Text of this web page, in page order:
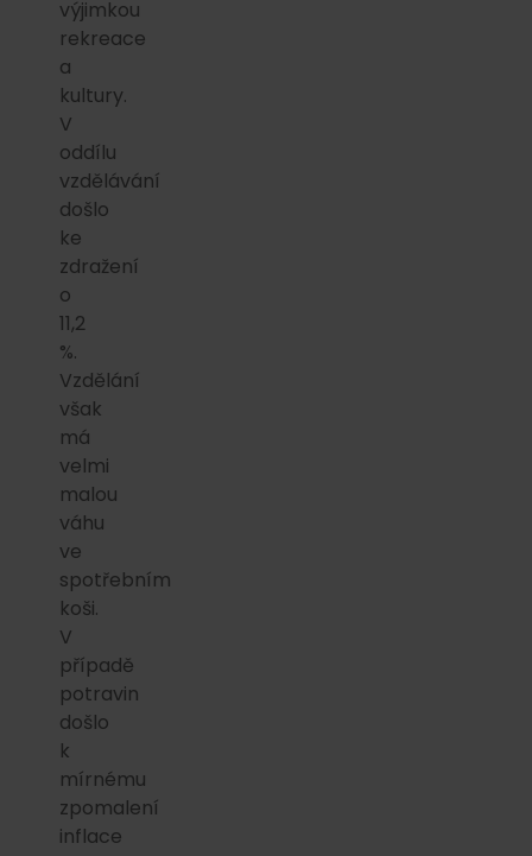
výjimkou
rekreace
a
kultury.
V
oddílu
vzdělávání
došlo
ke
zdražení
o
11,2
%.
Vzdělání
však
má
velmi
malou
váhu
ve
spotřebním
koši.
V
případě
potravin
došlo
k
mírnému
zpomalení
inflace